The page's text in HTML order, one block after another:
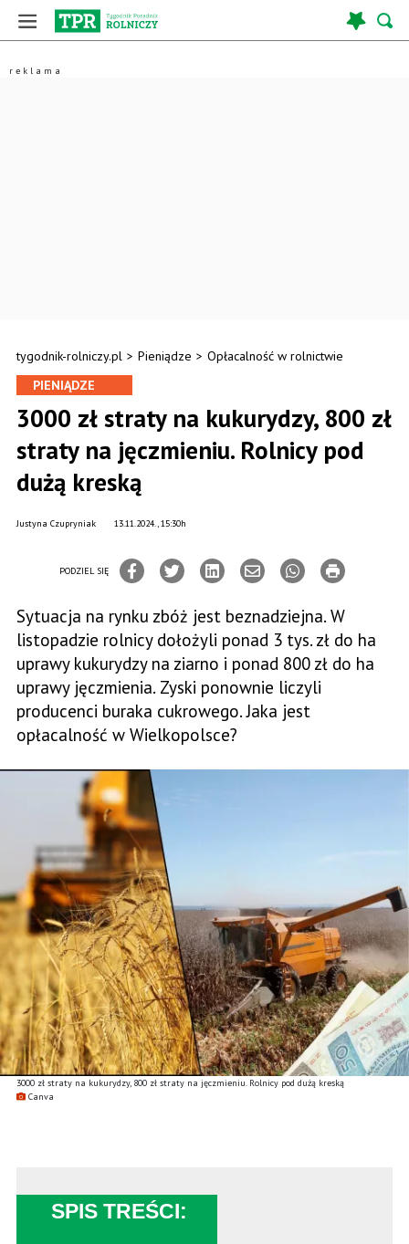
tygodnik-rolniczy.pl > Pieniądze > Opłacalność w rolnictwie
3000 zł straty na kukurydzy, 800 zł straty na jęczmieniu. Rolnicy pod dużą kreską
Canva
PIENIĄDZE
3000 zł straty na kukurydzy, 800 zł
straty na jęczmieniu. Rolnicy pod
dużą kreską
13.11.2024., 15:30h
Justyna Czupryniak
PODZIEL SIĘ
Sytuacja na rynku zbóż jest beznadziejna. W
listopadzie rolnicy dołożyli ponad 3 tys. zł do ha
uprawy kukurydzy na ziarno i ponad 800 zł do ha
uprawy jęczmienia. Zyski ponownie liczyli
producenci buraka cukrowego. Jaka jest
opłacalność w Wielkopolsce?
SPIS TREŚCI: